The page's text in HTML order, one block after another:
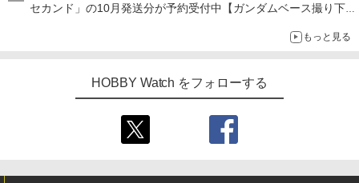
セカンド」の10月発送分が予約受付中【ガンダムベース撮り下
もっと見る
HOBBY Watch をフォローする